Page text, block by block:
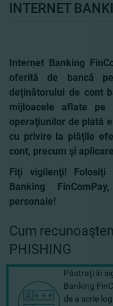
INTERNET
Internet Banking
oferită de bancă
deţinătorului de cont
mijloacele aflate
operaţiunilor de plată
cu privire la plăţile
cont, precum şi
Fiţi vigilenţi!
Banking
personale!
Cum
PHISHING
Păstraţi în
Banking
de a scrie